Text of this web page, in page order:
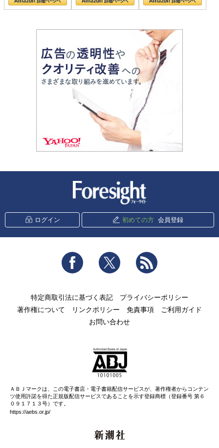
ログイン 初めての方 会員登録
Facebook Twitter
特定商取引法に基づく表記
プライバシーポリシー
著作権について
リンクポリシー 免責事項
ご利用ガイド
お問い合わせ
ＡＢＪマークは、この電子書店・電子書籍配信サービスが、著作権者からコンテン
ツ使用許諾を得た正規版配信サービスであることを示す登録商標（登録番号 第６
０９１７１３号）です。
https://aebs.or.jp/